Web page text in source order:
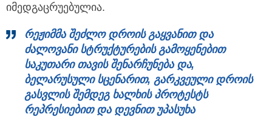
იმედგაცრუებულია.
რეჟიმმა შეძლო დროის გაყვანით და
ძალოვანი სტრუქტურების გამოყენებით
საკუთარი თავის შენარჩუნება და,
ბელარუსული სცენარით, გარკვეული დროის
გასვლის შემდეგ ხალხის პროტესტს
რეპრესიებით და დევნით უპასუხა